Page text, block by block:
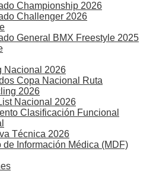
Championship 2026
Challenger 2026
General BMX Freestyle 2025
Nacional 2026
Copa Nacional Ruta
2026
Nacional 2026
Clasificación Funcional
Técnica 2026
de Información Médica (MDF)